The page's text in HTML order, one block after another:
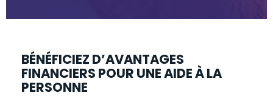
BÉNÉFICIEZ D’AVANTAGES
FINANCIERS POUR UNE AIDE À LA
PERSONNE